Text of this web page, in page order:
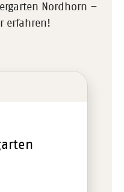
Nordhorn –
erfahren!